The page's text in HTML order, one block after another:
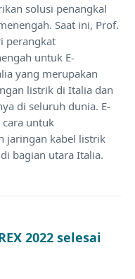
solusi penangkal
Saat ini, Prof.
perangkat
untuk E-
yang merupakan
listrik di Italia dan
di seluruh dunia. E-
untuk
jaringan kabel listrik
bagian utara Italia.
2022 selesai